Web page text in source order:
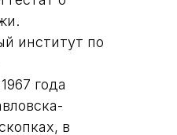
институт по
года
в